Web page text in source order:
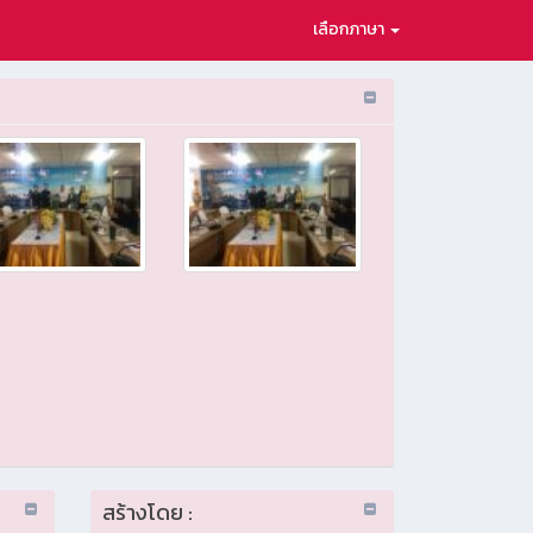
เลือกภาษา
สร้างโดย :